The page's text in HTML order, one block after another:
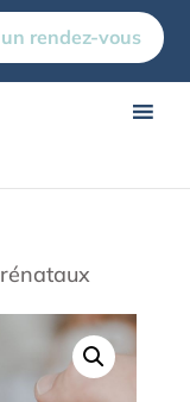
rendez-vous